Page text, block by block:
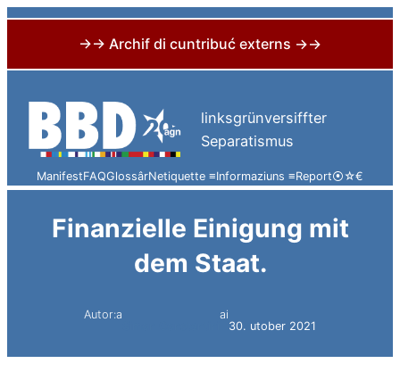
→→ Archif di cuntribuć externs →→
content
linksgrünversiffter
Separatismus
ManifestFAQGlossârNetiquette ≡Informaziuns ≡Report⦿☆€
Finanzielle Einigung mit
dem Staat.
Autor:a
ai
30. utober 2021